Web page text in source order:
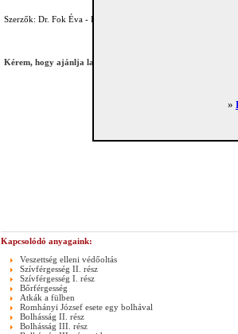
»
Szerzők: Dr. Fok Éva - Dr. Varga Zsolt 2009/2011
Kérem, hogy ajánlja lapunkat és a hírlevél lehetőségét
Kapcsolódó anyagaink:
Veszettség elleni védőoltás
Szívférgesség II. rész
Szívférgesség I. rész
Bőrférgesség
Atkák a fülben
Romhányi József esete egy bolhával
Bolhásság II. rész
Bolhásság III. rész